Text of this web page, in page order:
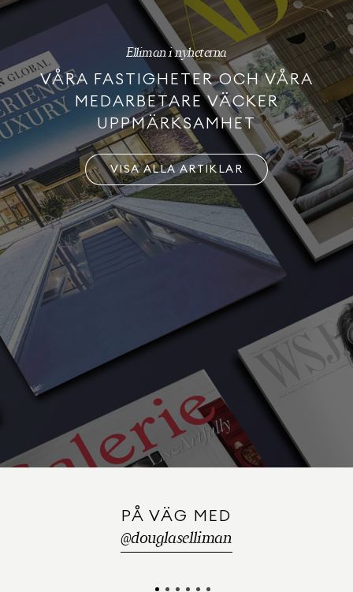
Elliman i nyheterna
VÅRA FASTIGHETER OCH VÅRA
MEDARBETARE VÄCKER
UPPMÄRKSAMHET
VISA ALLA ARTIKLAR
PÅ VÄG MED
@douglaselliman